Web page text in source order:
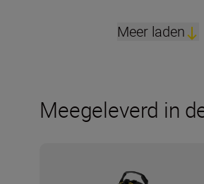
Meer laden
Meegeleverd in